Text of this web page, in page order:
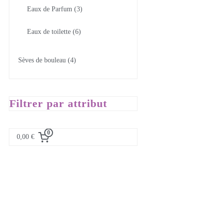
Eaux de Parfum 3
Eaux de toilette 6
Sèves de bouleau 4
Filtrer par attribut
0,00 €
0